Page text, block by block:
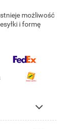
możliwość
i formę